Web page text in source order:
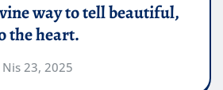
way to tell beautiful,
the heart.
Nis 23, 2025